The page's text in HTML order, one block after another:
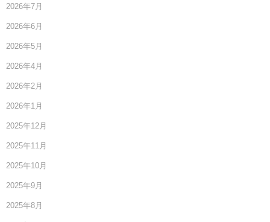
2026年7月
2026年6月
2026年5月
2026年4月
2026年2月
2026年1月
2025年12月
2025年11月
2025年10月
2025年9月
2025年8月